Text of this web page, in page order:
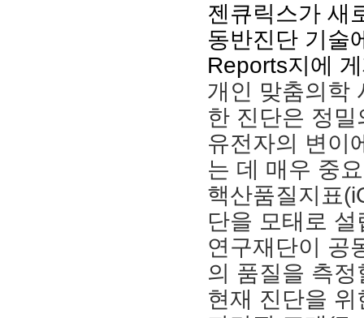
젠큐릭스가 새
동반진단 기술
Reports지에
개인 맞춤의학
한 진단은 정
유전자의 변이
는 데 매우 중
핵산품질지표
단을 모태로
연구재단이 공
의 품질을 측
현재 진단을